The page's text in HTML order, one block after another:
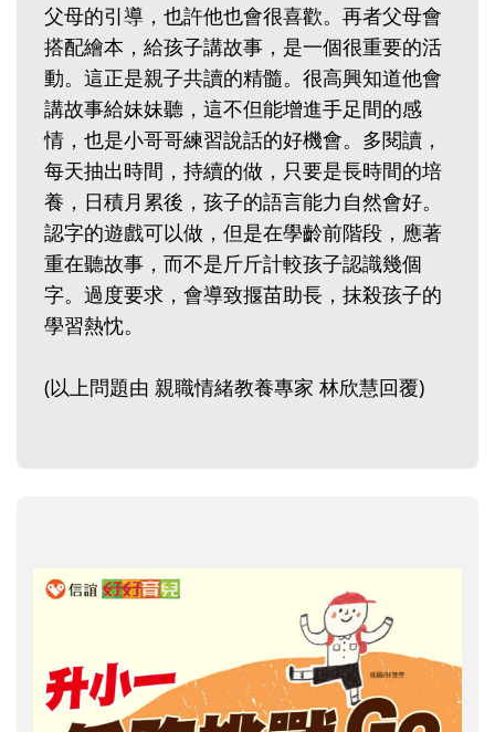
父母的引導，也許他也會很喜歡。再者父母會
搭配繪本，給孩子講故事，是一個很重要的活
動。這正是親子共讀的精髓。很高興知道他會
講故事給妹妹聽，這不但能增進手足間的感
情，也是小哥哥練習說話的好機會。多閱讀，
每天抽出時間，持續的做，只要是長時間的培
養，日積月累後，孩子的語言能力自然會好。
認字的遊戲可以做，但是在學齡前階段，應著
重在聽故事，而不是斤斤計較孩子認識幾個
字。過度要求，會導致揠苗助長，抹殺孩子的
學習熱忱。
(以上問題由 親職情緒教養專家 林欣慧回覆)